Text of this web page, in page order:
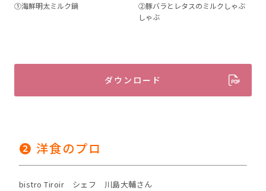
①海鮮明太ミルク鍋
②豚バラとレタスのミルクしゃぶ
しゃぶ
ダウンロード
❷ 洋食のプロ
bistro Tiroir シェフ 川島大輔さん